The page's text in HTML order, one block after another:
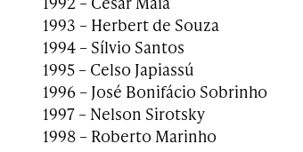
1993 – Herbert de Souza
1994 – Sílvio Santos
1995 – Celso Japiassú
1996 – José Bonifácio Sobrinho
1997 – Nelson Sirotsky
1998 – Roberto Marinho